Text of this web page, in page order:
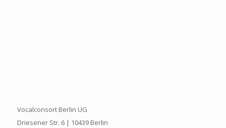
Vocalconsort Berlin UG
Driesener Str. 6 | 10439 Berlin